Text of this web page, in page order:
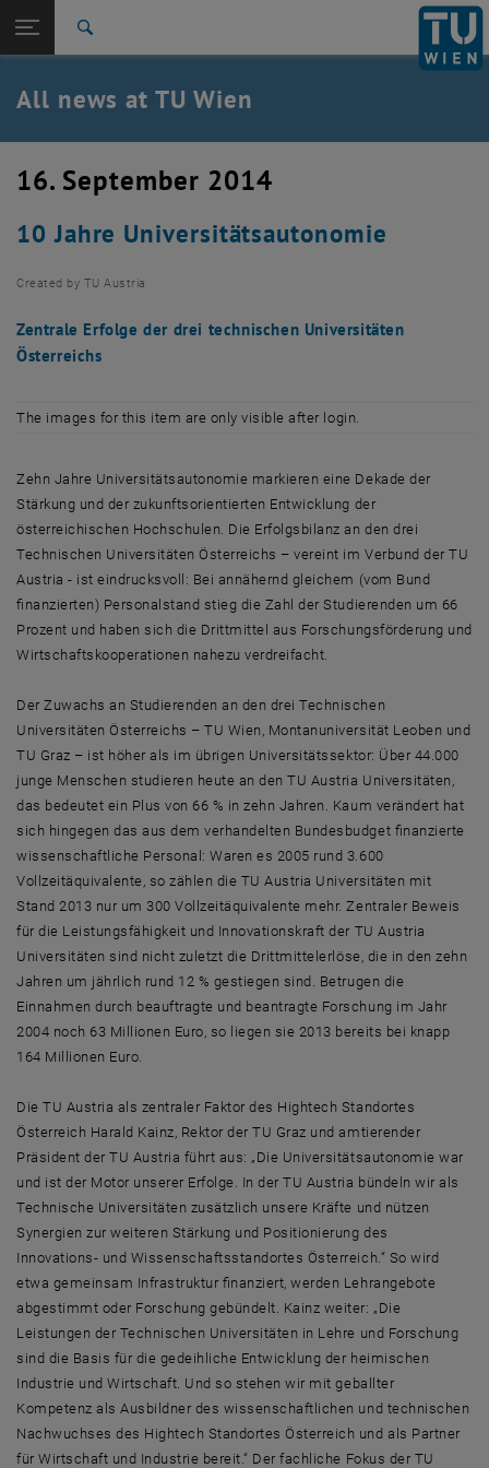
TU Login
Quicklinks
Toggle quicklinks menu
Studies
Career
Back: list subpages of parent page TU Wien Homepage
Back to:
TU Wien Homepage
Overview
All news at TU Wien
16. September 2014
10 Jahre Universitätsautonomie
Created by TU Austria
Zentrale Erfolge der drei technischen Universitäten
Österreichs
The images for this item are only visible after login.
Zehn Jahre Universitätsautonomie markieren eine Dekade der
Stärkung und der zukunftsorientierten Entwicklung der
österreichischen Hochschulen. Die Erfolgsbilanz an den drei
Technischen Universitäten Österreichs – vereint im Verbund der TU
Austria - ist eindrucksvoll: Bei annähernd gleichem (vom Bund
finanzierten) Personalstand stieg die Zahl der Studierenden um 66
Prozent und haben sich die Drittmittel aus Forschungsförderung und
Wirtschaftskooperationen nahezu verdreifacht.
Der Zuwachs an Studierenden an den drei Technischen
Universitäten Österreichs – TU Wien, Montanuniversität Leoben und
TU Graz – ist höher als im übrigen Universitätssektor: Über 44.000
junge Menschen studieren heute an den TU Austria Universitäten,
das bedeutet ein Plus von 66 % in zehn Jahren. Kaum verändert hat
sich hingegen das aus dem verhandelten Bundesbudget finanzierte
wissenschaftliche Personal: Waren es 2005 rund 3.600
Vollzeitäquivalente, so zählen die TU Austria Universitäten mit
Stand 2013 nur um 300 Vollzeitäquivalente mehr. Zentraler Beweis
für die Leistungsfähigkeit und Innovationskraft der TU Austria
Universitäten sind nicht zuletzt die Drittmittelerlöse, die in den zehn
Jahren um jährlich rund 12 % gestiegen sind. Betrugen die
Einnahmen durch beauftragte und beantragte Forschung im Jahr
2004 noch 63 Millionen Euro, so liegen sie 2013 bereits bei knapp
164 Millionen Euro.
Die TU Austria als zentraler Faktor des Hightech Standortes
Österreich Harald Kainz, Rektor der TU Graz und amtierender
Präsident der TU Austria führt aus: „Die Universitätsautonomie war
und ist der Motor unserer Erfolge. In der TU Austria bündeln wir als
Technische Universitäten zusätzlich unsere Kräfte und nützen
Synergien zur weiteren Stärkung und Positionierung des
Innovations- und Wissenschaftsstandortes Österreich.“ So wird
etwa gemeinsam Infrastruktur finanziert, werden Lehrangebote
abgestimmt oder Forschung gebündelt. Kainz weiter: „Die
Leistungen der Technischen Universitäten in Lehre und Forschung
sind die Basis für die gedeihliche Entwicklung der heimischen
Industrie und Wirtschaft. Und so stehen wir mit geballter
Kompetenz als Ausbildner des wissenschaftlichen und technischen
Nachwuchses des Hightech Standortes Österreich und als Partner
für Wirtschaft und Industrie bereit.“ Der fachliche Fokus der TU